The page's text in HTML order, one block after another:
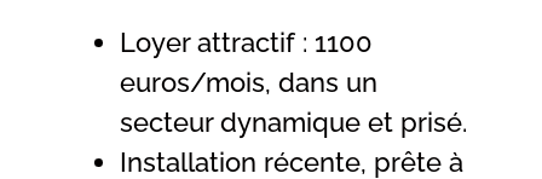
Loyer attractif : 1100
euros/mois, dans un
secteur dynamique et prisé.
Installation récente, prête à